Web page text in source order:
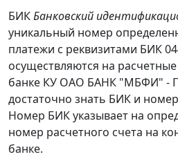
БИКБанковский
уникальный номер
платежи с реквизитами БИК
осуществляются на
банке КУ ОАО БАНК "МБФИ" -
достаточно знать БИК и
Номер БИК указывает на
номер расчетного счета на
банке.